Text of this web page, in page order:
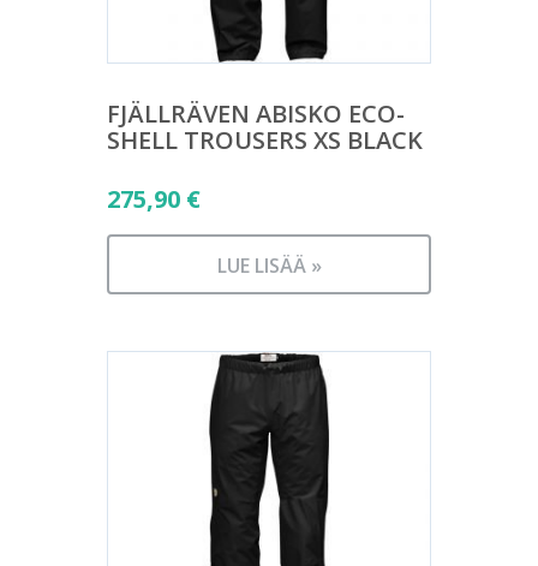
FJÄLLRÄVEN ABISKO ECO-
SHELL TROUSERS XS BLACK
275,90 €
LUE LISÄÄ »